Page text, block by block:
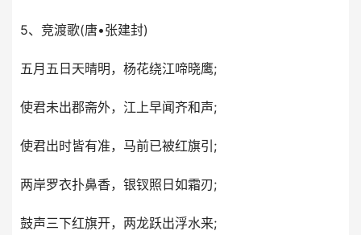
5、竞渡歌(唐•张建封)
五月五日天晴明，杨花绕江啼晓鹰;
使君未出郡斋外，江上早闻齐和声;
使君出时皆有准，马前已被红旗引;
两岸罗衣扑鼻香，银钗照日如霜刃;
鼓声三下红旗开，两龙跃出浮水来;